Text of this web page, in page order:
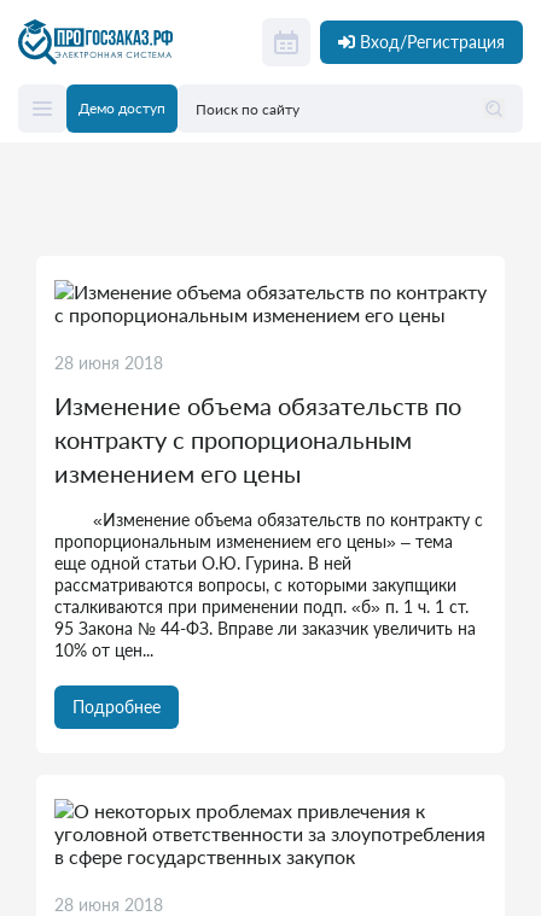
Вход/Регистрация
Демо доступ
28 июня 2018
Изменение объема обязательств по
контракту с пропорциональным
изменением его цены
«Изменение объема обязательств по контракту с
пропорциональным изменением его цены» – тема
еще одной статьи О.Ю. Гурина. В ней
рассматриваются вопросы, с которыми закупщики
сталкиваются при применении подп. «б» п. 1 ч. 1 ст.
95 Закона № 44-ФЗ. Вправе ли заказчик увеличить на
10% от цен...
Подробнее
28 июня 2018